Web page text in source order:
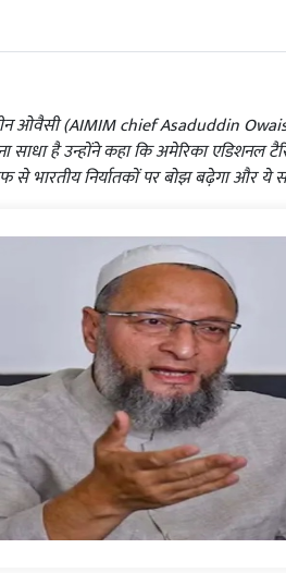
(AIMIM chief Asaduddin Owaisi) ने
साधा है उन्होंने कहा कि अमेरिका एडिशनल
से भारतीय निर्यातकों पर बोझ बढ़ेगा और